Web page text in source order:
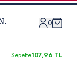
0
Sepette107,96 TL